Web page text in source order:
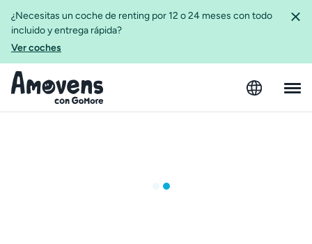
¿Necesitas un coche de renting por 12 o 24 meses con todo
incluido y entrega rápida?
Ver coches